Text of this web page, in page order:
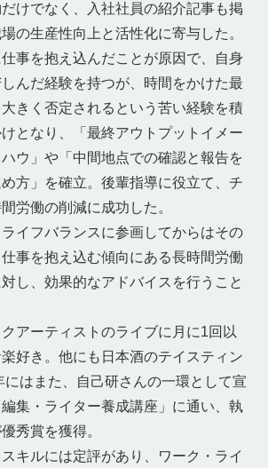
けでなく、入社社員の紹介記事も掲
の生産性向上と活性化に寄与した。
事を抱え込んだことが原因で、自身
んだ経験を持つが、時間をかけた最
きく否定されるという苦い経験を積
となり、「最終アウトプットイメー
ウ」や「中間地点での確認と報告を
方」を確立。後輩指導に役立て、チ
労働の削減に成功した。
イフバランスに参画してからはその
事を抱え込む傾向にある長時間労働
し、効果的なアドバイスを行うこと
アーティストのライブに月に1回以
楽好き。他にも日本酒のテイスティン
にはまた、自己研さんの一環として宣
集・ライター養成講座」に通い、執
秀賞を獲得。
キルには定評があり、ワーク・ライ